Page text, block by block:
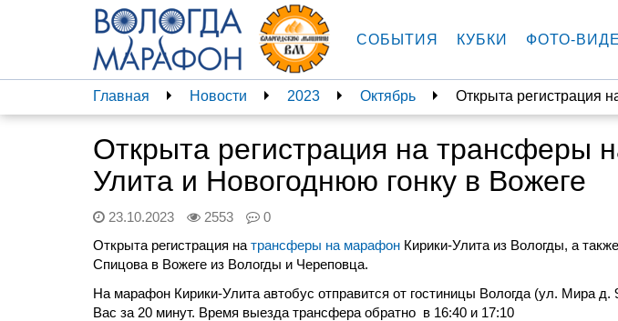
СОБЫТИЯ КУБКИ ФОТО-
Главная Новости 2023 Октябрь Открыта регистрация
Открыта регистрация на трансферы
Улита и Новогоднюю гонку в Вожеге
23.10.2023 2553
0
Открыта регистрация на трансферы на марафон Кирики-Улита из Вологды, а также
Спицова в Вожеге из Вологды и Череповца.
На марафон Кирики-Улита автобус отправится от гостиницы Вологда (ул. Мира
Вас за 20 минут. Время выезда трансфера обратно в 16:40 и 17:10